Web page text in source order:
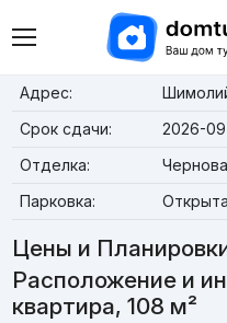
Адрес:
Срок сдачи:
2026-
Отделка:
Парковка:
Цены и
Расположение и
квартира, 108 м²